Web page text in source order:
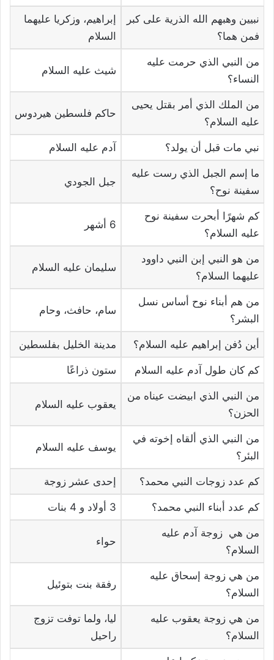
نبيين وهبهم الله الذرية على كبر
فمن هما؟
إبراهيم، وزكريا عليهما
السلام
من النبي الذي حرمت عليه
النساء؟
شيث عليه السلام
من الملك الذي أمر بقتل يحيى
عليه السلام؟
حاكم فلسطين هيردوس
نبي مات قبل أن يولد؟ آدم عليه السلام
ما إسم الجبل الذي رست عليه
سفينة نوح؟
جبل الجودي
كم شهرًا أبحرت سفينة نوح
عليه السلام؟
6 أشهر
من هو النبي إبن النبي داوود
عليهما السلام؟
سليمان عليه السلام
من هم أبناء نوح أساس نسل
البشر؟
سام، حافث، وحام
أين دُفن إبراهيم عليه السلام؟ مدينة الخليل بفلسطين
كم كان طول آدم عليه السلام ستون ذراعًا
من النبي الذي ابيضت عيناه من
الحزن؟
يعقوب عليه السلام
من النبي الذي ألقاه إخوته في
البئر؟
يوسف عليه السلام
كم عدد زوجات النبي محمد؟ إحدى عشر زوجة
كم عدد أبناء النبي محمد؟ 3 أولاد و 4 بنات
من هي زوجة آدم عليه
السلام؟
حواء
من هي زوجة إسحاق عليه
السلام؟
رفقة بنت بتوئيل
من هي زوجة يعقوب عليه
السلام؟
ليا، ولما توفت تزوج
راحيل